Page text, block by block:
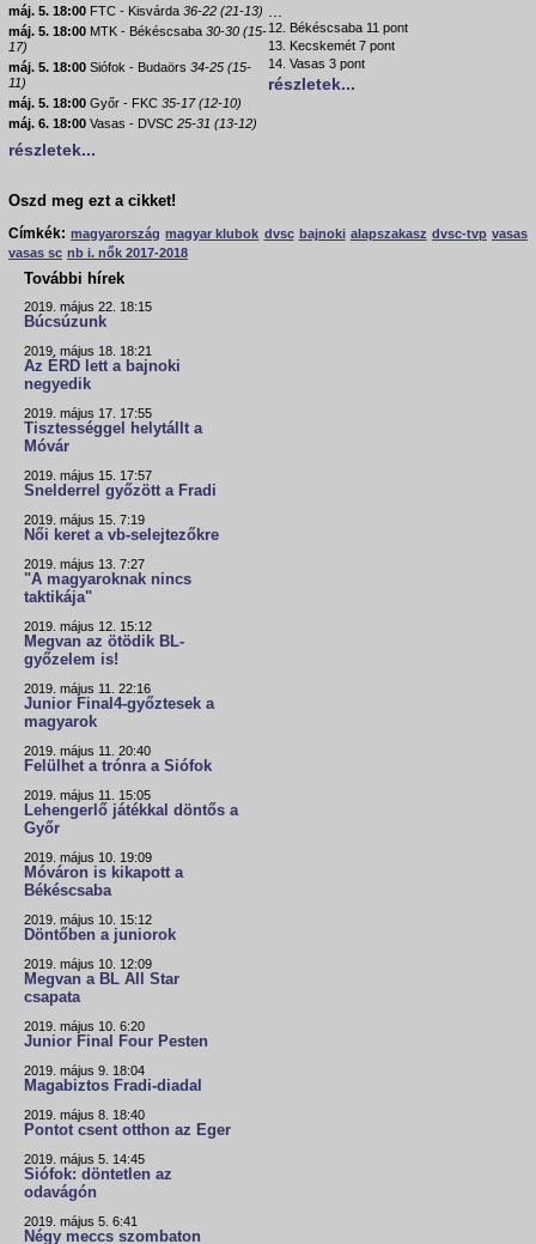
máj. 5. 18:00 FTC - Kisvárda 36-22 (21-13)
máj. 5. 18:00 MTK - Békéscsaba 30-30 (15-
17)
máj. 5. 18:00 Siófok - Budaörs 34-25 (15-
11)
máj. 5. 18:00 Győr - FKC 35-17 (12-10)
máj. 6. 18:00 Vasas - DVSC 25-31 (13-12)
részletek...
...
12. Békéscsaba 11 pont
13. Kecskemét 7 pont
14. Vasas 3 pont
részletek...
Oszd meg ezt a cikket!
Címkék: magyarország magyar klubok dvsc bajnoki alapszakasz dvsc-tvp vasas
vasas sc nb i. nők 2017-2018
További hírek
2019. május 22. 18:15
Búcsúzunk
2019. május 18. 18:21
Az ÉRD lett a bajnoki
negyedik
2019. május 17. 17:55
Tisztességgel helytállt a
Móvár
2019. május 15. 17:57
Snelderrel győzött a Fradi
2019. május 15. 7:19
Női keret a vb-selejtezőkre
2019. május 13. 7:27
"A magyaroknak nincs
taktikája"
2019. május 12. 15:12
Megvan az ötödik BL-
győzelem is!
2019. május 11. 22:16
Junior Final4-győztesek a
magyarok
2019. május 11. 20:40
Felülhet a trónra a Siófok
2019. május 11. 15:05
Lehengerlő játékkal döntős a
Győr
2019. május 10. 19:09
Móváron is kikapott a
Békéscsaba
2019. május 10. 15:12
Döntőben a juniorok
2019. május 10. 12:09
Megvan a BL All Star
csapata
2019. május 10. 6:20
Junior Final Four Pesten
2019. május 9. 18:04
Magabiztos Fradi-diadal
2019. május 8. 18:40
Pontot csent otthon az Eger
2019. május 5. 14:45
Siófok: döntetlen az
odavágón
2019. május 5. 6:41
Négy meccs szombaton